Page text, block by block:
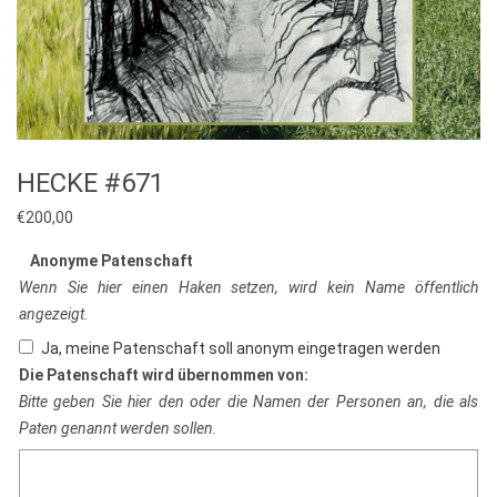
HECKE #671
€200,00
Anonyme Patenschaft
Wenn Sie hier einen Haken setzen, wird kein Name öffentlich
angezeigt.
Ja, meine Patenschaft soll anonym eingetragen werden
Die Patenschaft wird übernommen von:
Bitte geben Sie hier den oder die Namen der Personen an, die als
Paten genannt werden sollen.